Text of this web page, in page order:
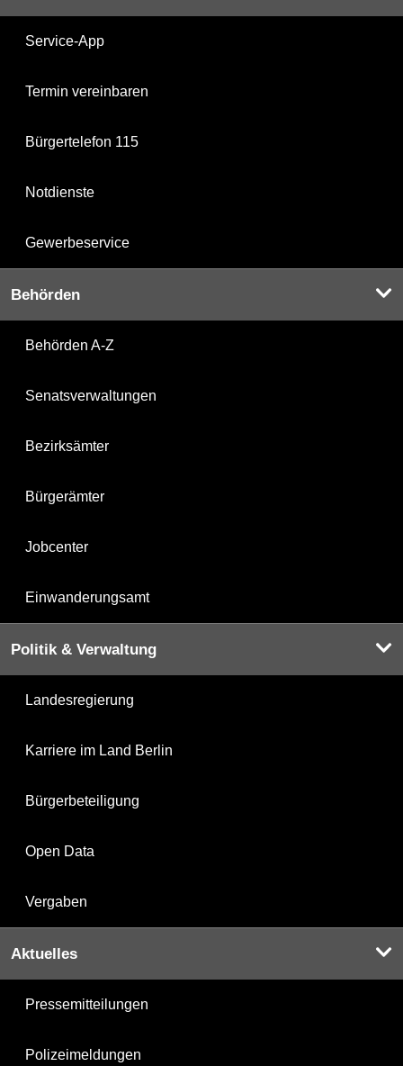
Service-App
Termin vereinbaren
Bürgertelefon 115
Notdienste
Gewerbeservice
Behörden
Behörden A-Z
Senatsverwaltungen
Bezirksämter
Bürgerämter
Jobcenter
Einwanderungsamt
Politik & Verwaltung
Landesregierung
Karriere im Land Berlin
Bürgerbeteiligung
Open Data
Vergaben
Aktuelles
Pressemitteilungen
Polizeimeldungen